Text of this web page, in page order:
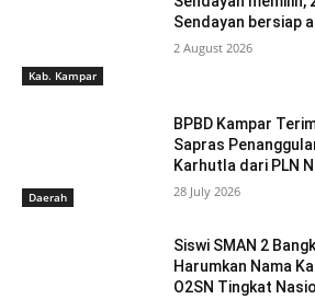
Kab. Kampar
Sendayan bersiap
2 August 2026
Daerah
BPBD Kampar
Sapras
Karhutla dari PLN
28 July 2026
Siswi SMAN 2
Harumkan Nama
O2SN Tingkat